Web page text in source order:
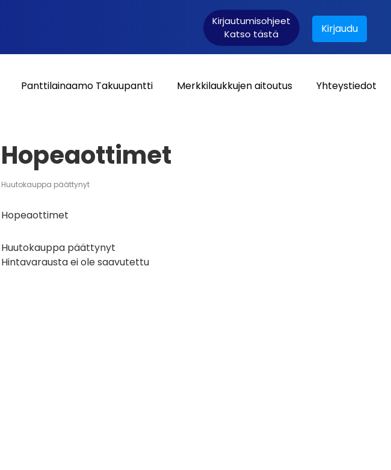
Kirjautumisohjeet
Katso tästä Kirjaudu
Panttilainaamo Takuupantti Merkkilaukkujen aitoutus Yhteystiedot
Hopeaottimet
Huutokauppa päättynyt
Hopeaottimet
Huutokauppa päättynyt
Hintavarausta ei ole saavutettu